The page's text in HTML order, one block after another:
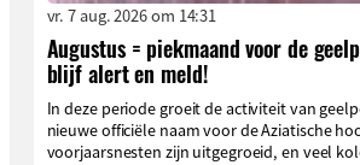
vr. 7 aug. 2026 om 14:31
Augustus = piekmaand voor de
blijf alert en meld!
In deze periode groeit de activiteit van
nieuwe officiële naam voor de Aziatische
voorjaarsnesten zijn uitgegroeid, en veel